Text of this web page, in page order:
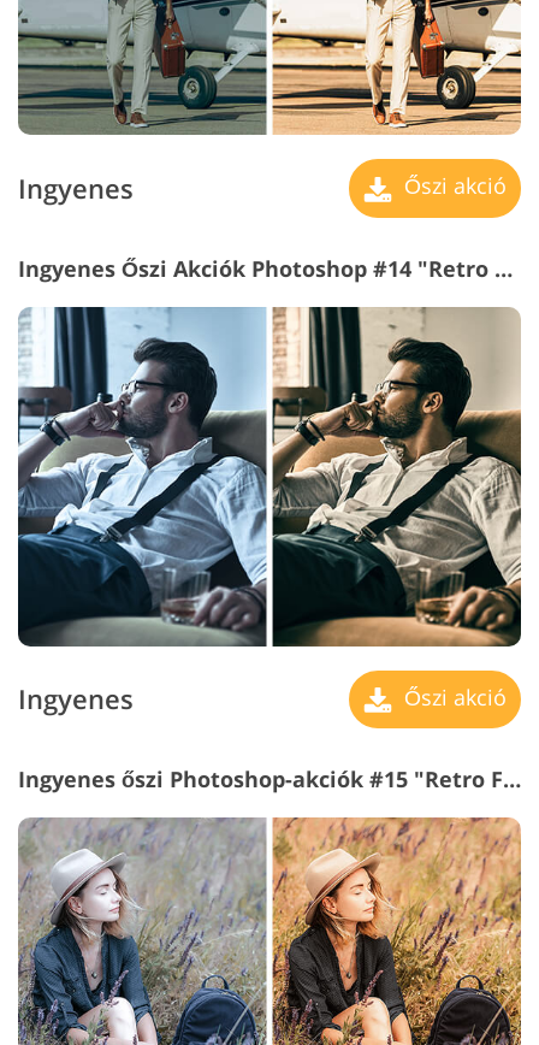
Ingyenes Őszi akció
Ingyenes Őszi Akciók Photoshop #14 "Retro Colors"
Ingyenes Őszi akció
Ingyenes őszi Photoshop-akciók #15 "Retro Film"